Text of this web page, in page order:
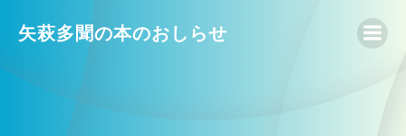
ン
矢萩多聞の本のおしらせ